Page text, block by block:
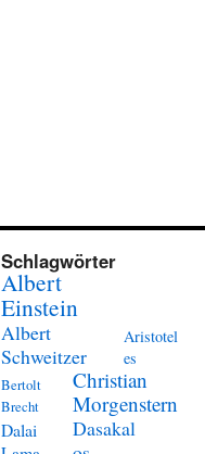
Schlagwörter
Albert
Einstein
Albert
Schweitzer
Aristotel
es
Bertolt
Brecht
Christian
Morgenstern
Dalai
Dasakal